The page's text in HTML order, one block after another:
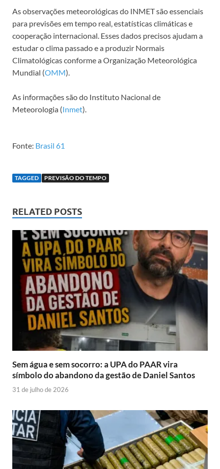
As observações meteorológicas do INMET são essenciais
para previsões em tempo real, estatísticas climáticas e
cooperação internacional. Esses dados precisos ajudam a
estudar o clima passado e a produzir Normais
Climatológicas conforme a Organização Meteorológica
Mundial (OMM).
As informações são do Instituto Nacional de
Meteorologia (Inmet).
Fonte: Brasil 61
TAGGED PREVISÃO DO TEMPO
RELATED POSTS
Sem água e sem socorro: a UPA do PAAR vira
símbolo do abandono da gestão de Daniel Santos
31 de julho de 2026